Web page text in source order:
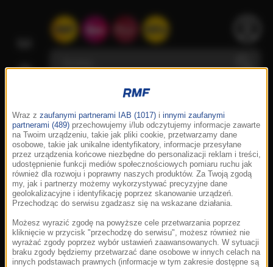
Wraz z zaufanymi partnerami IAB (1017) i innymi zaufanymi
partnerami (489) przechowujemy i/lub odczytujemy informacje zawarte
na Twoim urządzeniu, takie jak pliki cookie, przetwarzamy dane
osobowe, takie jak unikalne identyfikatory, informacje przesyłane
przez urządzenia końcowe niezbędne do personalizacji reklam i treści,
udostępnienie funkcji mediów społecznościowych pomiaru ruchu jak
również dla rozwoju i poprawny naszych produktów. Za Twoją zgodą
my, jak i partnerzy możemy wykorzystywać precyzyjne dane
geolokalizacyjne i identyfikację poprzez skanowanie urządzeń.
Przechodząc do serwisu zgadzasz się na wskazane działania.
Możesz wyrazić zgodę na powyższe cele przetwarzania poprzez
kliknięcie w przycisk "przechodzę do serwisu", możesz również nie
wyrażać zgody poprzez wybór ustawień zaawansowanych. W sytuacji
braku zgody będziemy przetwarzać dane osobowe w innych celach na
innych podstawach prawnych (informacje w tym zakresie dostępne są